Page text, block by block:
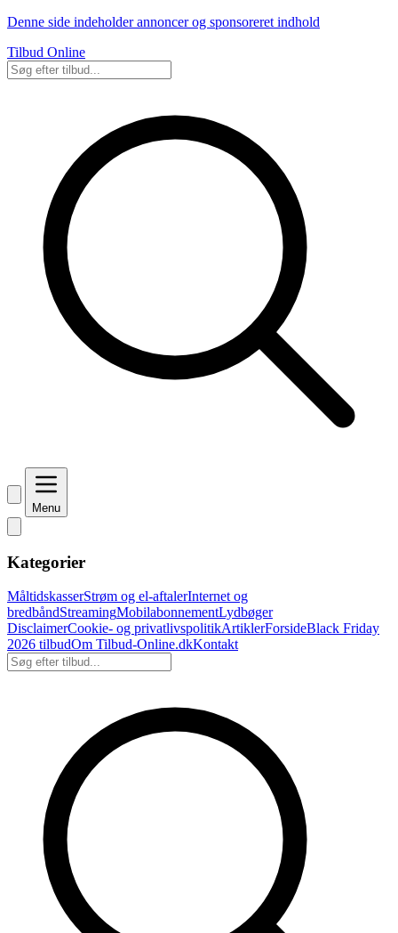
Denne side indeholder annoncer og sponsoreret indhold
Tilbud Online
Menu
Kategorier
MåltidskasserStrøm og el-aftalerInternet og
bredbåndStreamingMobilabonnementLydbøger
DisclaimerCookie- og privatlivspolitikArtiklerForsideBlack Friday
2026 tilbudOm Tilbud-Online.dkKontakt